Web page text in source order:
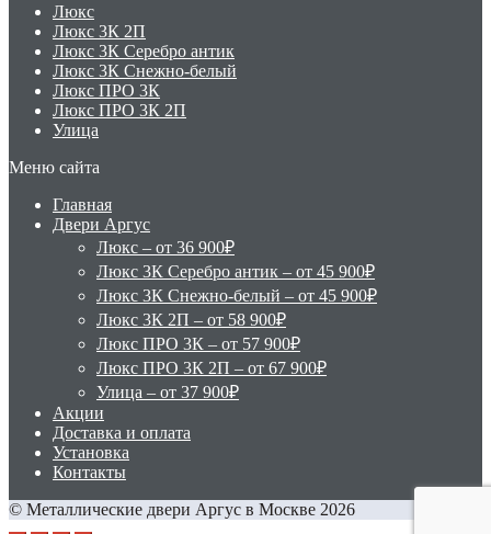
Люкс
Люкс 3К 2П
Люкс 3К Серебро антик
Люкс 3К Снежно-белый
Люкс ПРО 3К
Люкс ПРО 3К 2П
Улица
Меню сайта
Главная
Двери Аргус
Люкс – от 36 900₽
Люкс 3К Серебро антик – от 45 900₽
Люкс 3К Снежно-белый – от 45 900₽
Люкс 3К 2П – от 58 900₽
Люкс ПРО 3К – от 57 900₽
Люкс ПРО 3К 2П – от 67 900₽
Улица – от 37 900₽
Акции
Доставка и оплата
Установка
Контакты
© Металлические двери Аргус в Москве 2026
Scroll